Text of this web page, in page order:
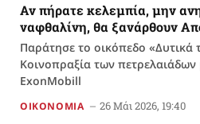
Αν πήρατε κελεμπία, μην
ναφθαλίνη, θα ξανάρθουν
Παράτησε το οικόπεδο «Δυτικά
Κοινοπραξία των
ExonMobill
ΟΙΚΟΝΟΜΙΑ 26 Μάι 2026, 19:40